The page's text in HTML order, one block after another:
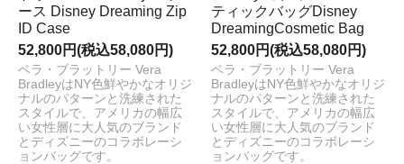
ース Disney Dreaming Zip
ID Case
52,800円(税込58,080円)
ベラ・ブラットリー Vera
BradleyはNY色鮮やかなオリジ
ナルのパターンと洗練された
スタイルで、アメリカの幅広
い女性層に大人気のブランド
とディズニーのコラボレーシ
ョンバッグです。
ティックバッグDisney
DreamingCosmetic Bag
52,800円(税込58,080円)
ベラ・ブラットリー Vera
BradleyはNY色鮮やかなオリジ
ナルのパターンと洗練された
スタイルで、アメリカの幅広
い女性層に大人気のブランド
とディズニーのコラボレーシ
ョンバッグです。